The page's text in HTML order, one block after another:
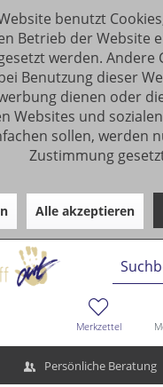
benutzt
Betrieb der Website
werden. Andere
Benutzung dieser
dienen oder
Websites und
sollen, werden
Zustimmung
Alle akzeptieren
Persönliche Beratung
Merkzettel